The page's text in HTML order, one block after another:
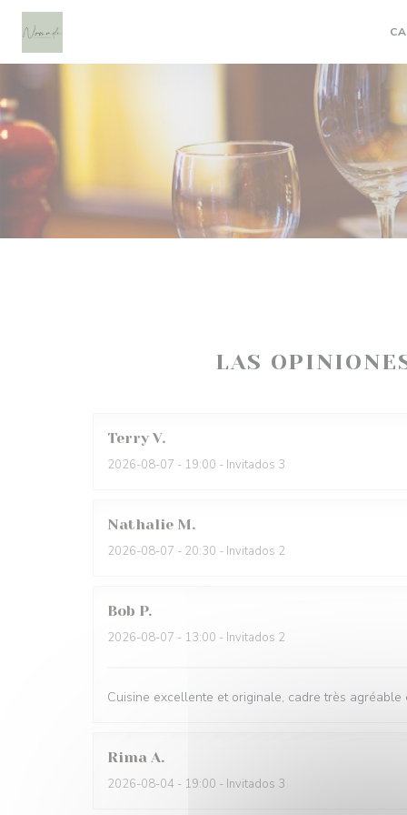
Personalización de sus opciones de cookies
LAS
Terry V
2026-08-07 - 19:00 - Invitados 3
Nathalie M
2026-08-07 - 20:30 - Invitados 2
Bob P
2026-08-07 - 13:00 - Invitados 2
Cuisine excellente et originale, cadre très agréable
Rima A
2026-08-04 - 19:00 - Invitados 3